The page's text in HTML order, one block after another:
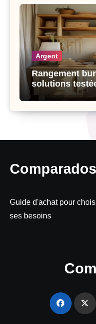
Argent
Rangement
solutions
Comparados
Guide d'achat pour
ses besoins